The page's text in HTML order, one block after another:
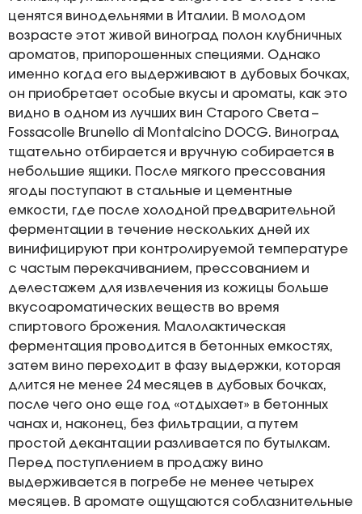
ценятся винодельнями в Италии. В молодом
возрасте этот живой виноград полон клубничных
ароматов, припорошенных специями. Однако
именно когда его выдерживают в дубовых бочках,
он приобретает особые вкусы и ароматы, как это
видно в одном из лучших вин Старого Света –
Fossacolle Brunello di Montalcino DOCG. Виноград
тщательно отбирается и вручную собирается в
небольшие ящики. После мягкого прессования
ягоды поступают в стальные и цементные
емкости, где после холодной предварительной
ферментации в течение нескольких дней их
винифицируют при контролируемой температуре
с частым перекачиванием, прессованием и
делестажем для извлечения из кожицы больше
вкусоароматических веществ во время
спиртового брожения. Малолактическая
ферментация проводится в бетонных емкостях,
затем вино переходит в фазу выдержки, которая
длится не менее 24 месяцев в дубовых бочках,
после чего оно еще год «отдыхает» в бетонных
чанах и, наконец, без фильтрации, а путем
простой декантации разливается по бутылкам.
Перед поступлением в продажу вино
выдерживается в погребе не менее четырех
месяцев. В аромате ощущаются соблазнительные